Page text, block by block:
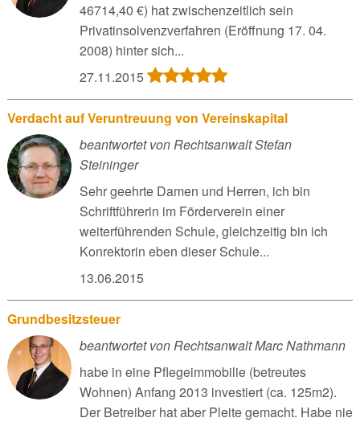
46714,40 €) hat zwischenzeitlich sein
Privatinsolvenzverfahren (Eröffnung 17. 04.
2008) hinter sich...
27.11.2015
Verdacht auf Veruntreuung von Vereinskapital
beantwortet von Rechtsanwalt Stefan
Steininger
Sehr geehrte Damen und Herren, ich bin
Schriftführerin im Förderverein einer
weiterführenden Schule, gleichzeitig bin ich
Konrektorin eben dieser Schule...
13.06.2015
Grundbesitzsteuer
beantwortet von Rechtsanwalt Marc Nathmann
habe in eine Pflegeimmobilie (betreutes
Wohnen) Anfang 2013 investiert (ca. 125m2).
Der Betreiber hat aber Pleite gemacht. Habe nie